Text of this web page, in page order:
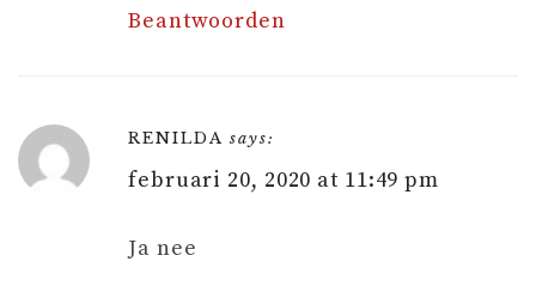
Beantwoorden
RENILDA says:
februari 20, 2020 at 11:49 pm
Ja nee